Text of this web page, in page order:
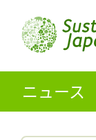
ニュース